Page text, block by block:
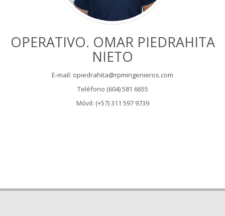
OPERATIVO. OMAR PIEDRAHITA
NIETO
E-mail: opiedrahita@rpmingenieros.com
Teléfono (604) 581 6655
Móvil: (+57) 311 597 9739